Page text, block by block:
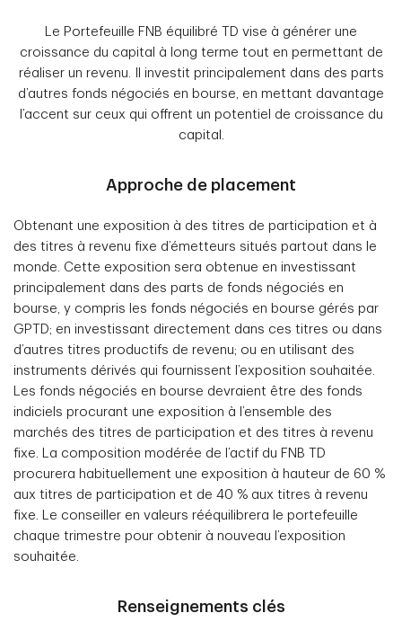
Le Portefeuille FNB équilibré TD vise à générer une
croissance du capital à long terme tout en permettant de
réaliser un revenu. Il investit principalement dans des parts
d’autres fonds négociés en bourse, en mettant davantage
l’accent sur ceux qui offrent un potentiel de croissance du
capital.
Approche de placement
Obtenant une exposition à des titres de participation et à
des titres à revenu fixe d’émetteurs situés partout dans le
monde. Cette exposition sera obtenue en investissant
principalement dans des parts de fonds négociés en
bourse, y compris les fonds négociés en bourse gérés par
GPTD; en investissant directement dans ces titres ou dans
d’autres titres productifs de revenu; ou en utilisant des
instruments dérivés qui fournissent l’exposition souhaitée.
Les fonds négociés en bourse devraient être des fonds
indiciels procurant une exposition à l’ensemble des
marchés des titres de participation et des titres à revenu
fixe. La composition modérée de l’actif du FNB TD
procurera habituellement une exposition à hauteur de 60 %
aux titres de participation et de 40 % aux titres à revenu
fixe. Le conseiller en valeurs rééquilibrera le portefeuille
chaque trimestre pour obtenir à nouveau l’exposition
souhaitée.
Renseignements clés